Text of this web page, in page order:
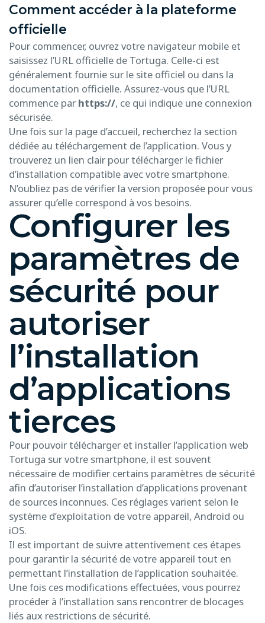
Comment accéder à la plateforme
officielle
Pour commencer, ouvrez votre navigateur mobile et
saisissez l’URL officielle de Tortuga. Celle-ci est
généralement fournie sur le site officiel ou dans la
documentation officielle. Assurez-vous que l’URL
commence par https://, ce qui indique une connexion
sécurisée.
Une fois sur la page d’accueil, recherchez la section
dédiée au téléchargement de l’application. Vous y
trouverez un lien clair pour télécharger le fichier
d’installation compatible avec votre smartphone.
N’oubliez pas de vérifier la version proposée pour vous
assurer qu’elle correspond à vos besoins.
Configurer les
paramètres de
sécurité pour
autoriser
l’installation
d’applications
tierces
Pour pouvoir télécharger et installer l’application web
Tortuga sur votre smartphone, il est souvent
nécessaire de modifier certains paramètres de sécurité
afin d’autoriser l’installation d’applications provenant
de sources inconnues. Ces réglages varient selon le
système d’exploitation de votre appareil, Android ou
iOS.
Il est important de suivre attentivement ces étapes
pour garantir la sécurité de votre appareil tout en
permettant l’installation de l’application souhaitée.
Une fois ces modifications effectuées, vous pourrez
procéder à l’installation sans rencontrer de blocages
liés aux restrictions de sécurité.